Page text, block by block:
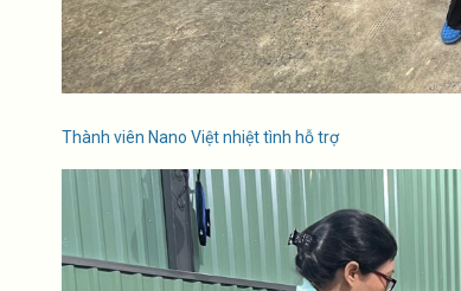
Thành viên Nano Việt nhiệt tình hỗ trợ